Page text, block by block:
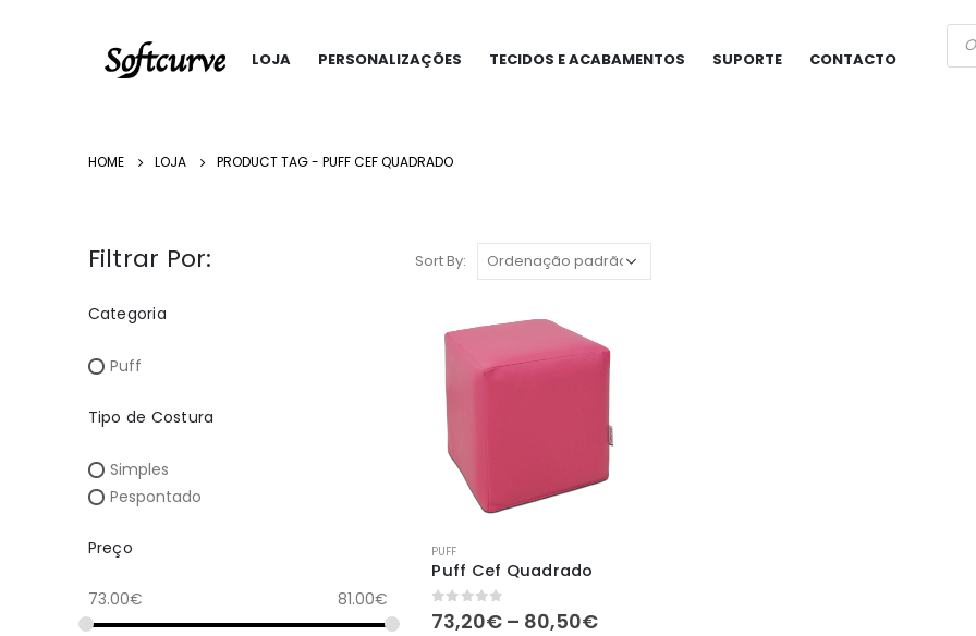
LOJA PERSONALIZAÇÕES TECIDOS E ACABAMENTOS SUPORTE CONTACTO
HOME LOJA PRODUCT TAG - PUFF CEF QUADRADO
Sort By:
PUFF
Puff Cef Quadrado
0out of 5
73,20€ – 80,50€Price
Filtrar Por:
Categoria
Puff
Tipo de Costura
Simples
Pespontado
Preço
73.00€ 81.00€